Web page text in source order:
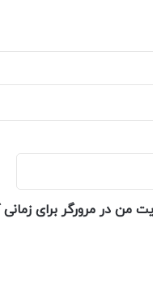
من در مرورگر برای